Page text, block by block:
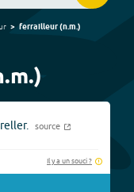
ferrailleur(n.m.)
source
Il y a un souci ?